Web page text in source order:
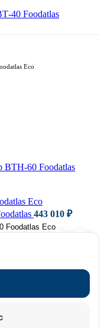
Eco
ВТН-60 Foodatlas
443 010 ₽